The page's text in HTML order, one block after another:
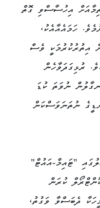
އިހުސާސްވި ގޮތް
ހަމައެއާއެކު،
އިތުރުކުރުމަކީ ވެސް
ރުޅިގަދަވާހެން
ނުވަތަ ކުޑަ
ނުތަނަވަސްކަން
"ޓައިމް-އައުޓް"
ކުރަން
ދެބަސްވާ ވަގުތު،